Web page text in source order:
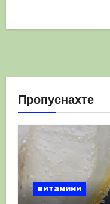
Пропуснахте
витамини